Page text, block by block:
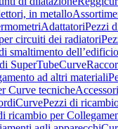
in metallo
AdattatoriPezzi
circuiti dei radiatori
smaltimento dell’edificio
SuperTubeCurve
ad altri materiali
Curve tecnicheAccessori
CurvePezzi di
ricambio per